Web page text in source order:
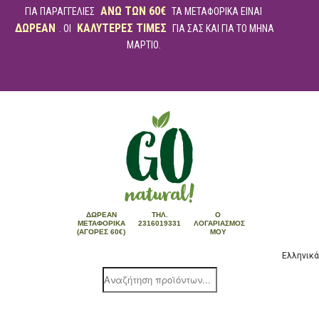
ΓΙΑ ΠΑΡΑΓΓΕΛΙΕΣ ΑΝΩ ΤΩΝ 60€ ΤΑ ΜΕΤΑΦΟΡΙΚΑ ΕΙΝΑΙ
ΔΩΡΕΑΝ . ΟΙ ΚΑΛΥΤΕΡΕΣ ΤΙΜΕΣ
ΓΙΑ ΣΑΣ ΚΑΙ ΓΙΑ ΤΟ ΜΗΝΑ
ΜΑΡΤΙΟ.
ΔΩΡΕΆΝ
ΜΕΤΑΦΟΡΙΚΆ
(ΑΓΟΡΈΣ 60€)
ΤΗΛ.
2316019331
Ο
ΛΟΓΑΡΙΑΣΜΌΣ
ΜΟΥ
Ελληνικά
Products